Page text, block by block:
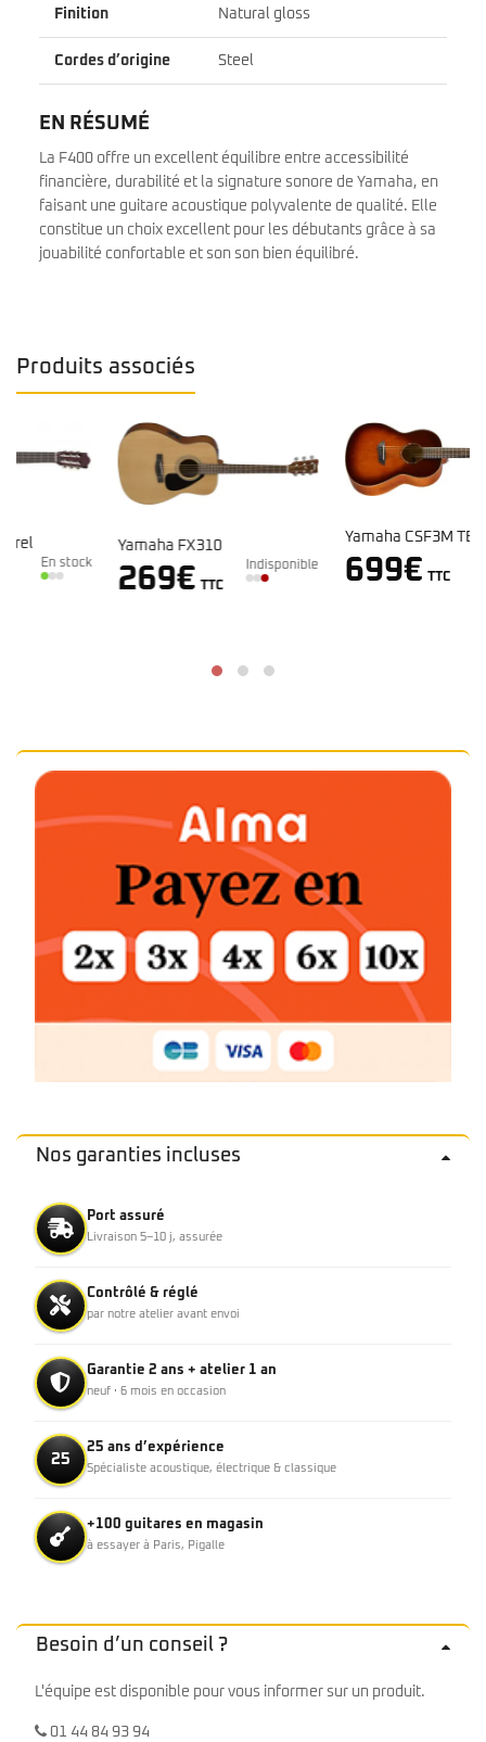
Finition Natural gloss
Cordes d’origine Steel
EN RÉSUMÉ
La F400 offre un excellent équilibre entre accessibilité
financière, durabilité et la signature sonore de Yamaha, en
faisant une guitare acoustique polyvalente de qualité. Elle
constitue un choix excellent pour les débutants grâce à sa
jouabilité confortable et son son bien équilibré.
Produits associés
Yamaha FX310
269 TTC
Indisponible
Yamaha CSF3M TBS
699€ TTC
Indisponible
Nos garanties incluses
Port assuré
Livraison 5–10 j, assurée
Contrôlé & réglé
par notre atelier avant envoi
Garantie 2 ans + atelier 1 an
neuf · 6 mois en occasion
25
25 ans d’expérience
Spécialiste acoustique, électrique & classique
+100 guitares en magasin
à essayer à Paris, Pigalle
Besoin d’un conseil ?
L'équipe est disponible pour vous informer sur un produit.
01 44 84 93 94